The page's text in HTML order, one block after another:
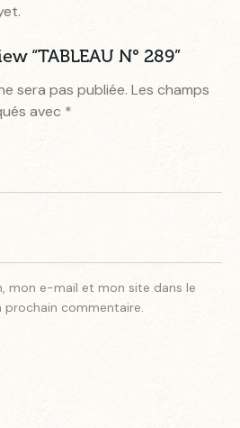
“TABLEAU N° 289”
sera pas publiée. Les champs
avec *
mon e-mail et mon site dans le
prochain commentaire.